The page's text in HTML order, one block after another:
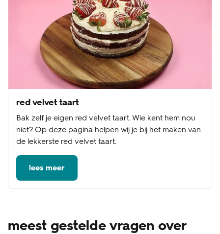
red velvet taart
Bak zelf je eigen red velvet taart. Wie kent hem nou
niet? Op deze pagina helpen wij je bij het maken van
de lekkerste red velvet taart.
lees meer
meest gestelde vragen over